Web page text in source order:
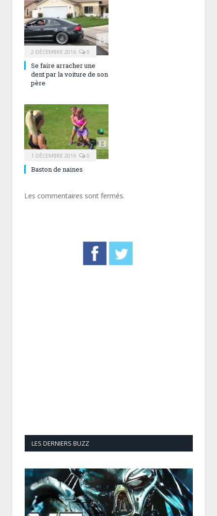
2 DÉCEMBRE 2016 0
Se faire arracher une
dent par la voiture de son
père
1 DÉCEMBRE 2016 0
Baston de naines
Les commentaires sont fermés.
LES DERNIERS BUZZ